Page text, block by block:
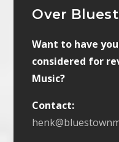
Over
Want to have
considered for
Music?
Contact: